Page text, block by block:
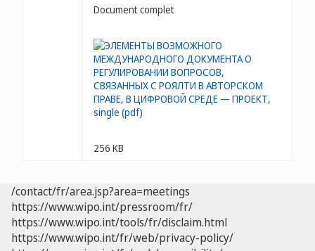
Document complet
256 KB
/contact/fr/area.jsp?area=meetings
https://www.wipo.int/pressroom/fr/
https://www.wipo.int/tools/fr/disclaim.html
https://www.wipo.int/fr/web/privacy-policy/